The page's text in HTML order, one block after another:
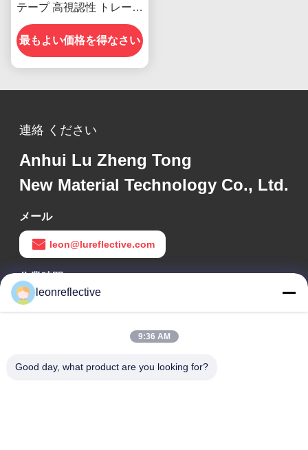
テープ 高視認性 トレーラ
ー用
最もよい価格を得なさい
連絡 ください
Anhui Lu Zheng Tong
New Material Technology Co., Ltd.
メール
leon@lureflective.com
作業時間
9:00-18:00
2階,D2ビル,黄井科学技術公園,ハイテクゾーン,河北,安??,中国
leonreflective
9:36 AM
Good day, what product are you looking for?